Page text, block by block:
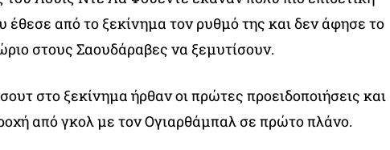
έθεσε από το ξεκίνημα τον ρυθμό της και δεν άφησε το
στους Σαουδάραβες να ξεμυτίσουν.
στο ξεκίνημα ήρθαν οι πρώτες προειδοποιήσεις και
από γκολ με τον Ογιαρθάμπαλ σε πρώτο πλάνο.